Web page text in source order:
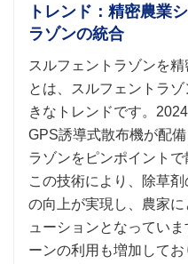
トレンド：精密農業
ラゾンの統合
スルフェントラゾンを
とは、スルフェントラ
きなトレンドです。
GPS誘導式散布機が配
ラゾンをピンポイントで
この技術により、除草
の向上が実現し、農家
ューションとなってい
ーンの利用も増加して